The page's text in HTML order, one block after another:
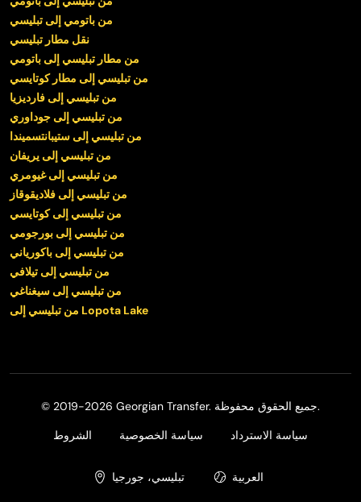
من باتومي إلى تبليسي
نقل مطار تبليسي
من مطار تبليسي إلى باتومي
من تبليسي إلى مطار كوتايسي
من تبليسي إلى فارديزيا
من تبليسي إلى جوداوري
من تبليسي إلى ستيبانتسميندا
من تبليسي إلى يريفان
من تبليسي إلى غيومري
من تبليسي إلى فلاديقوقاز
من تبليسي إلى كوتايسي
من تبليسي إلى بورجومي
من تبليسي إلى باكورياني
من تبليسي إلى تيلافي
من تبليسي إلى سيغناغي
من تبليسي إلى Lopota Lake
© 2019-2026 Georgian Transfer. جميع الحقوق محفوظة.
الشروط
سياسة الخصوصية سياسة الاسترداد
تبليسي، جورجيا العربية